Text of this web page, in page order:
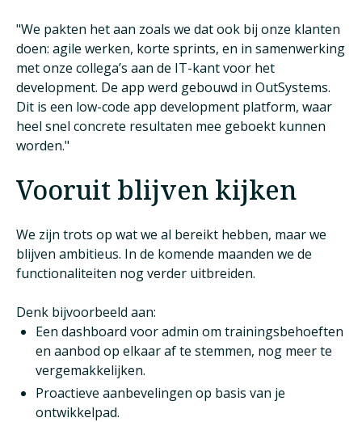
"We pakten het aan zoals we dat ook bij onze klanten
doen: agile werken, korte sprints, en in samenwerking
met onze collega’s aan de IT-kant voor het
development. De app werd gebouwd in OutSystems.
Dit is een low-code app development platform, waar
heel snel concrete resultaten mee geboekt kunnen
worden."
Vooruit blijven kijken
We zijn trots op wat we al bereikt hebben, maar we
blijven ambitieus. In de komende maanden we de
functionaliteiten nog verder uitbreiden.
Denk bijvoorbeeld aan:
Een dashboard voor admin om trainingsbehoeften
en aanbod op elkaar af te stemmen, nog meer te
vergemakkelijken.
Proactieve aanbevelingen op basis van je
ontwikkelpad.